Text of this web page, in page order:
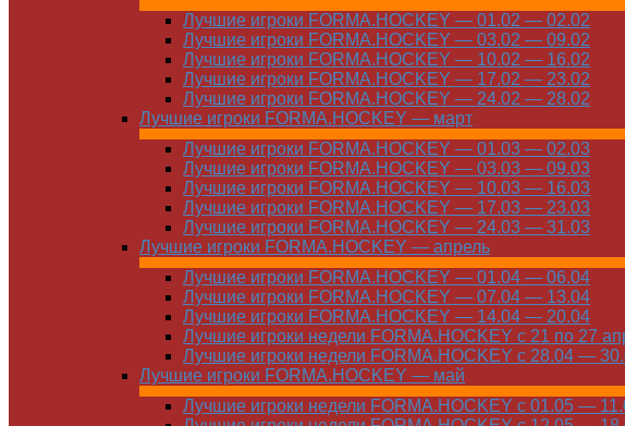
Лучшие игроки FORMA.HOCKEY — 01.02 — 02.02
Лучшие игроки FORMA.HOCKEY — 03.02 — 09.02
Лучшие игроки FORMA.HOCKEY — 10.02 — 16.02
Лучшие игроки FORMA.HOCKEY — 17.02 — 23.02
Лучшие игроки FORMA.HOCKEY — 24.02 — 28.02
Лучшие игроки FORMA.HOCKEY — март
Лучшие игроки FORMA.HOCKEY — 01.03 — 02.03
Лучшие игроки FORMA.HOCKEY — 03.03 — 09.03
Лучшие игроки FORMA.HOCKEY — 10.03 — 16.03
Лучшие игроки FORMA.HOCKEY — 17.03 — 23.03
Лучшие игроки FORMA.HOCKEY — 24.03 — 31.03
Лучшие игроки FORMA.HOCKEY — апрель
Лучшие игроки FORMA.HOCKEY — 01.04 — 06.04
Лучшие игроки FORMA.HOCKEY — 07.04 — 13.04
Лучшие игроки FORMA.HOCKEY — 14.04 — 20.04
Лучшие игроки недели FORMA.HOCKEY с 21 по 27
Лучшие игроки недели FORMA.HOCKEY с 28.04 —
Лучшие игроки FORMA.HOCKEY — май
Лучшие игроки недели FORMA.HOCKEY с 01.05 —